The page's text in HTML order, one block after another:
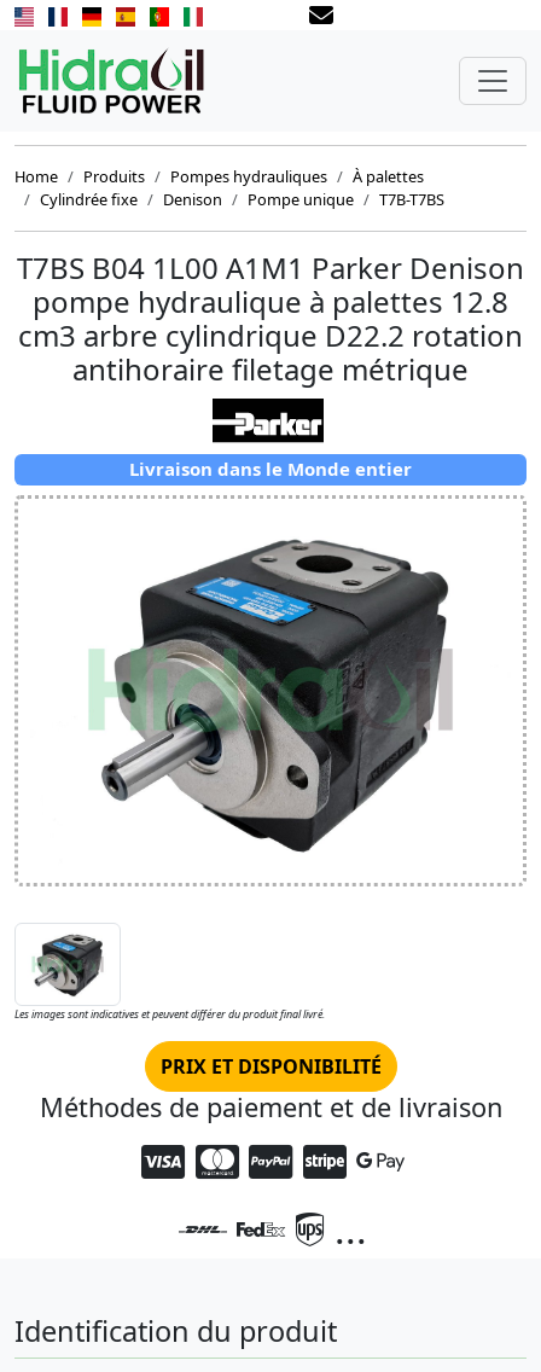
Home Produits Pompes hydrauliques
À palettes
Cylindrée fixe
Denison Pompe unique T7B-T7BS
T7BS B04 1L00 A1M1 Parker Denison
pompe hydraulique à palettes 12.8
cm3 arbre cylindrique D22.2 rotation
antihoraire filetage métrique
Livraison dans le Monde entier
Les images sont indicatives et peuvent différer du produit final livré.
PRIX ET DISPONIBILITÉ
Méthodes de paiement et de livraison
...
Identification du produit